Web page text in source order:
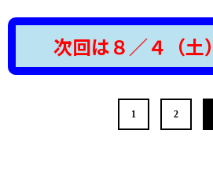
次回は８／４（土
1 2